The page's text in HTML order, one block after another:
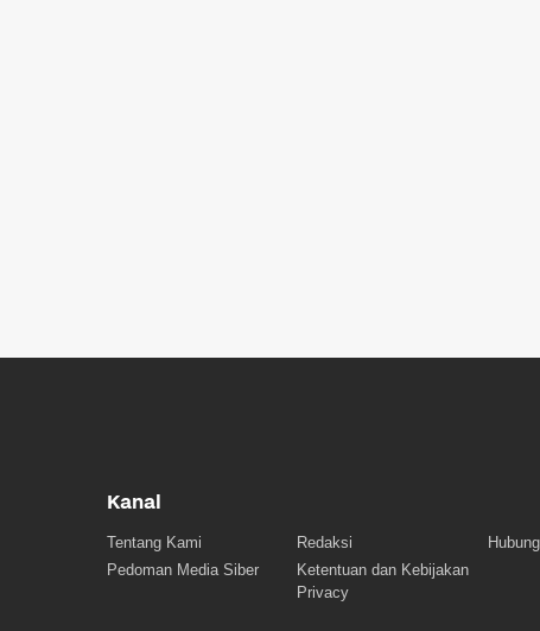
Kanal
Tentang Kami Redaksi
Pedoman Media Siber
Ketentuan dan Kebijakan
Privacy